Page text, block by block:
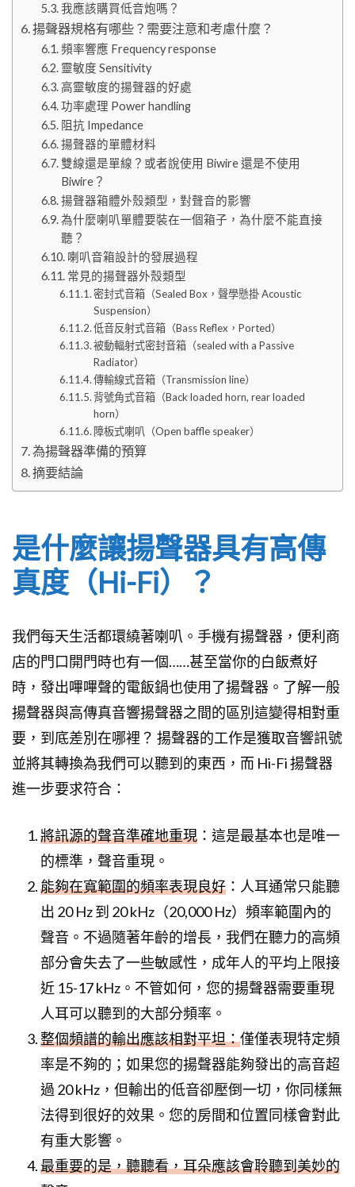
我應該購買低音炮嗎？
揚聲器規格有哪些？需要注意和考慮什麼？
頻率響應 Frequency response
靈敏度 Sensitivity
高靈敏度的揚聲器的好處
功率處理 Power handling
阻抗 Impedance
揚聲器的單體材料
雙線還是單線？或者說使用 Biwire 還是不使用
Biwire？
揚聲器箱體外殼類型，對聲音的影響
為什麼喇叭單體要裝在一個箱子，為什麼不能直接
聽？
喇叭音箱設計的發展過程
常見的揚聲器外殼類型
密封式音箱（Sealed Box，聲學懸掛 Acoustic
Suspension）
低音反射式音箱（Bass Reflex，Ported）
被動輻射式密封音箱（sealed with a Passive
Radiator）
傳輸線式音箱（Transmission line）
背號角式音箱（Back loaded horn, rear loaded
horn）
障板式喇叭（Open baffle speaker）
為揚聲器準備的預算
摘要結論
是什麼讓揚聲器具有高傳
真度（Hi-Fi）？
我們每天生活都環繞著喇叭。手機有揚聲器，便利商
店的門口開門時也有一個……甚至當你的白飯煮好
時，發出嗶嗶聲的電飯鍋也使用了揚聲器。了解一般
揚聲器與高傳真音響揚聲器之間的區別這變得相對重
要，到底差別在哪裡？ 揚聲器的工作是獲取音響訊號
並將其轉換為我們可以聽到的東西，而 Hi-Fi 揚聲器
進一步要求符合：
將訊源的聲音準確地重現 ：這是最基本也是唯一
的標準，聲音重現。
能夠在寬範圍的頻率表現良好 ：人耳通常只能聽
出 20 Hz 到 20 kHz（20,000 Hz）頻率範圍內的
聲音。不過隨著年齡的增長，我們在聽力的高頻
部分會失去了一些敏感性，成年人的平均上限接
近 15-17 kHz。不管如何，您的揚聲器需要重現
人耳可以聽到的大部分頻率。
整個頻譜的輸出應該相對平坦：僅僅表現特定頻
率是不夠的；如果您的揚聲器能夠發出的高音超
過 20 kHz，但輸出的低音卻壓倒一切，你同樣無
法得到很好的效果。您的房間和位置同樣會對此
有重大影響。
最重要的是，聽聽看，耳朵應該會聆聽到美妙的